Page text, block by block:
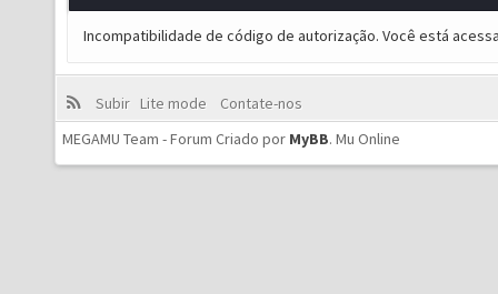
Incompatibilidade de código de autorização. Você está
Subir Lite mode
Contate-nos
MEGAMU Team - Forum Criado por MyBB. Mu Online